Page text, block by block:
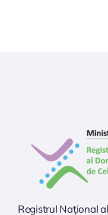
Registrul Naţional